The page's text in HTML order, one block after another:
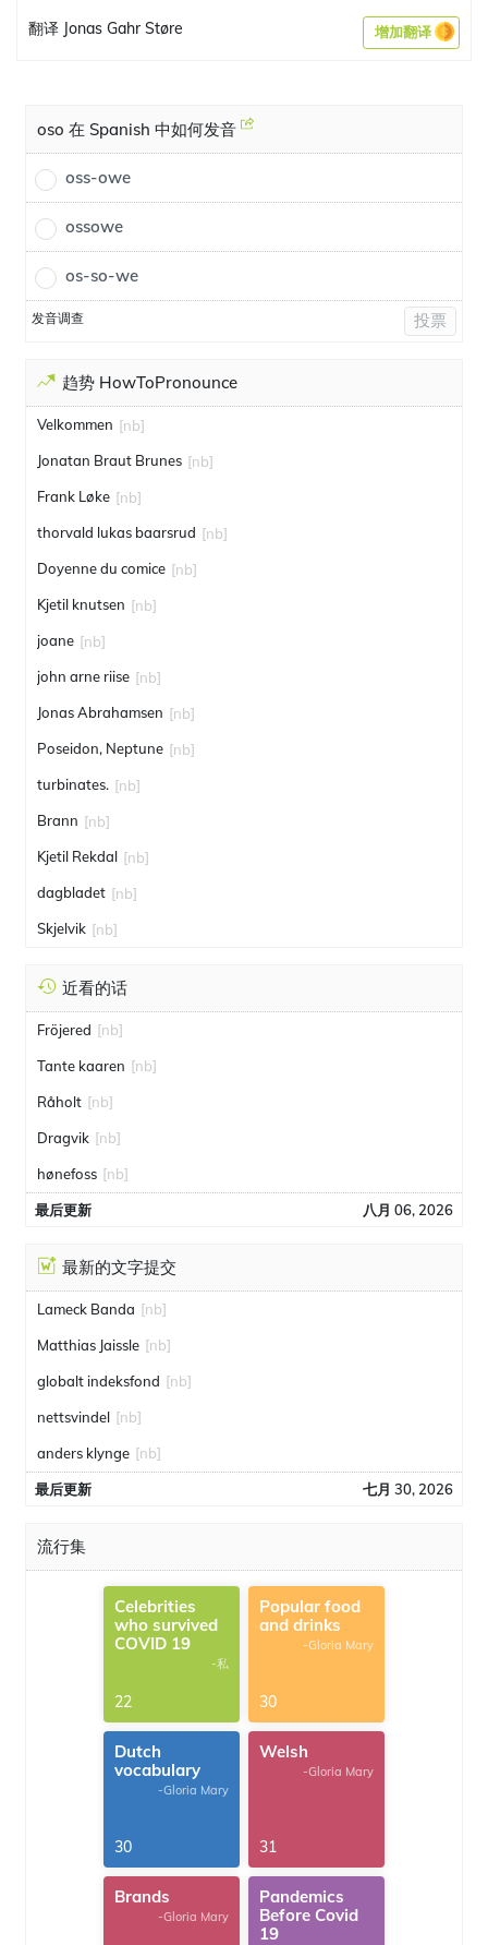
翻译 Jonas Gahr Støre 增加翻译
oso 在 Spanish 中如何发音
oss-owe
ossowe
os-so-we
发音调查 投票
趋势 HowToPronounce
Velkommen [nb]
Jonatan Braut Brunes [nb]
Frank Løke [nb]
thorvald lukas baarsrud [nb]
Doyenne du comice [nb]
Kjetil knutsen [nb]
joane [nb]
john arne riise [nb]
Jonas Abrahamsen [nb]
Poseidon, Neptune [nb]
turbinates. [nb]
Brann [nb]
Kjetil Rekdal [nb]
dagbladet [nb]
Skjelvik [nb]
近看的话
Fröjered [nb]
Tante kaaren [nb]
Råholt [nb]
Dragvik [nb]
hønefoss [nb]
最后更新 八月 06, 2026
最新的文字提交
Lameck Banda [nb]
Matthias Jaissle [nb]
globalt indeksfond [nb]
nettsvindel [nb]
anders klynge [nb]
最后更新 七月 30, 2026
流行集
Celebrities
who survived
COVID 19
-私
22
Popular food
and drinks
-Gloria Mary
30
Dutch
vocabulary
-Gloria Mary
30
Welsh
-Gloria Mary
31
Brands
-Gloria Mary
Pandemics
Before Covid
19